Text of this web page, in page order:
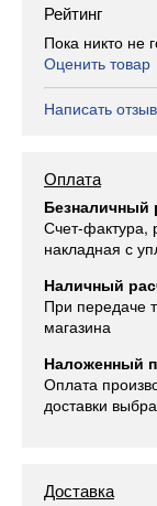
Рейтинг
Пока никто не
Оценить товар
Написать отзыв
Оплата
Безналичный
Счет-фактура,
накладная с
Наличный
При передаче
магазина
Наложенный
Оплата
доставки
Доставка